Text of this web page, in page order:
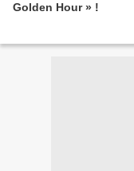
Golden Hour » !